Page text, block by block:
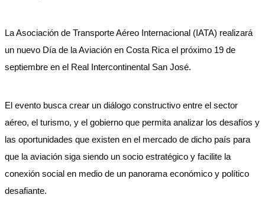
La Asociación de Transporte Aéreo Internacional (IATA) realizará
un nuevo Día de la Aviación en Costa Rica el próximo 19 de
septiembre en el Real Intercontinental San José.
El evento busca crear un diálogo constructivo entre el sector
aéreo, el turismo, y el gobierno que permita analizar los desafíos y
las oportunidades que existen en el mercado de dicho país para
que la aviación siga siendo un socio estratégico y facilite la
conexión social en medio de un panorama económico y político
desafiante.